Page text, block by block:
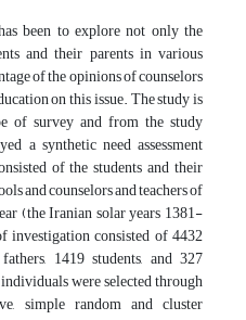
been to explore not only the
and their parents in various
of the opinions of counselors
on this issue. The study is
of survey and from the study
a synthetic need assessment
of the students and their
and counselors and teachers of
(the Iranian solar years 1381-
investigation consisted of 4432
1419 students, and 327
were selected through
simple random and cluster